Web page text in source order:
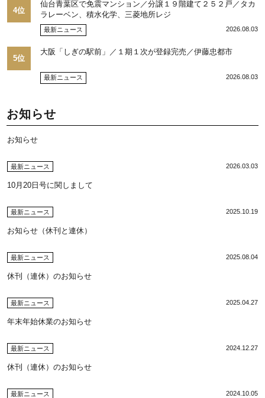
4位
仙台青葉区で免震マンション／分譲１９階建て２５２戸／タカ
ラレーベン、積水化学、三菱地所レジ
最新ニュース 2026.08.03
5位
大阪「しぎの駅前」／１期１次が登録完売／伊藤忠都市
最新ニュース 2026.08.03
お知らせ
お知らせ
最新ニュース 2026.03.03
10月20日号に関しまして
最新ニュース 2025.10.19
お知らせ（休刊と連休）
最新ニュース 2025.08.04
休刊（連休）のお知らせ
最新ニュース 2025.04.27
年末年始休業のお知らせ
最新ニュース 2024.12.27
休刊（連休）のお知らせ
最新ニュース 2024.10.05